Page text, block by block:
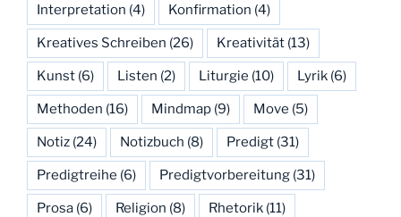
Interpretation (4) Konfirmation (4)
Kreatives Schreiben (26) Kreativität (13)
Kunst (6) Listen (2) Liturgie (10) Lyrik (6)
Methoden (16) Mindmap (9) Move (5)
Notiz (24) Notizbuch (8) Predigt (31)
Predigtreihe (6) Predigtvorbereitung (31)
Prosa (6) Religion (8) Rhetorik (11)